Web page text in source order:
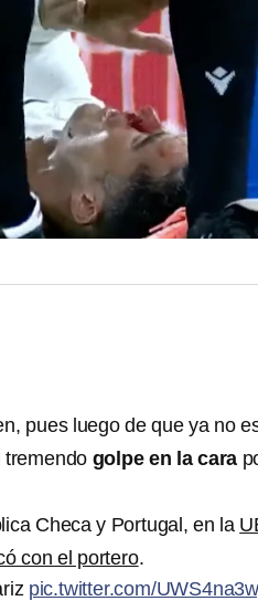
pues luego de que ya no
tremendo golpe en la cara
Checa y Portugal, en la
con el portero.
pic.twitter.com/